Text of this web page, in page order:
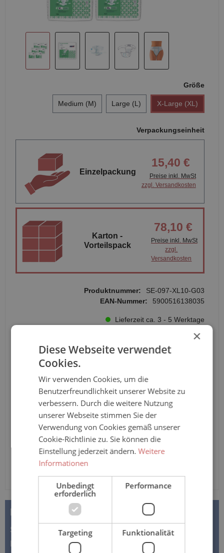
Produktnummer:
SE-097-XL10-G03
EAN-Nummer:
5900516138035
Lieferzeit ca. 3 - 5 Werktage
Hüftumfang: von 70-105 cm bis 105-155 cm, Saugvolumen
Verpackungseinheit
Einzelpackung
15,40 €
Preise inkl. MwSt
zzgl. Versandkosten
Karton -
Vorteilspack
78,10 €
Preise inkl. MwSt
zzgl.
Versandkosten
Größe
Medium (M) Large (L) X-Large (XL)
Anzahl
In den Warenkorb
BESCHREIBUNG
Seni Optima Trio - M | L | XL | Inkontinenzvorlage mit
Hüftbund - Top Qualität zum günstigen Preis - Die Seni
×
Diese Webseite verwendet
Cookies.
Wir verwenden Cookies, um die
Benutzerfreundlichkeit unserer Website zu
verbessern. Durch die weitere Nutzung
unserer Webseite stimmen Sie der
Verwendung von Cookies gemäß unserer
Cookie-Richtlinie zu. Sie können die
Einstellung jederzeit ändern.Weitere
Informationen
Unbedingt
erforderlich
Performance
Targeting Funktionalität